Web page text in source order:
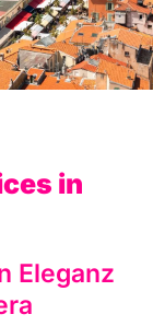
in
Eleganz